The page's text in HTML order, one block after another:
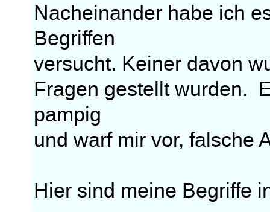
Nacheinander habe ich
Begriffen
versucht. Keiner davon
Fragen gestellt wurden.
pampig
und warf mir vor, falsche
Hier sind meine Begriffe